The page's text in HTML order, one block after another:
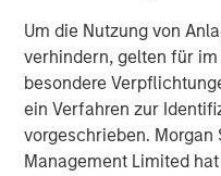
Um die Nutzung von
verhindern, gelten für
besondere
ein Verfahren zur
vorgeschrieben.
Management Limited
client base, which
corporations and
information about
Management, please visit
About Morgan Stanley